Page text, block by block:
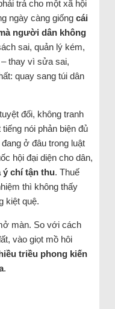
trả cho một xã hội
ngày càng giống cái
người dân không
sai, quản lý kém,
thay vì sửa sai,
quay sang túi dân
đối, không tranh
nói phản biện đủ
ở đâu trong luật
hội đại diện cho dân,
chí tận thu. Thuế
thì không thấy
kiệt quệ.
màn. So với cách
vào giọt mồ hôi
triều phong kiến
.